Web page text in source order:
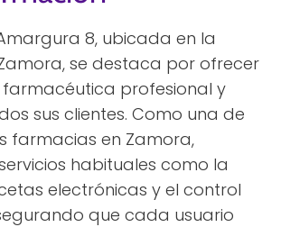
8, ubicada en la
se destaca por ofrecer
profesional y
sus clientes. Como una de
farmacias en Zamora,
habituales como la
electrónicas y el control
que cada usuario